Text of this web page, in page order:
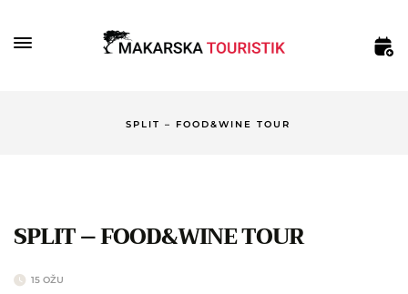
SPLIT – FOOD&WINE TOUR
SPLIT – FOOD&WINE TOUR
15 OŽU